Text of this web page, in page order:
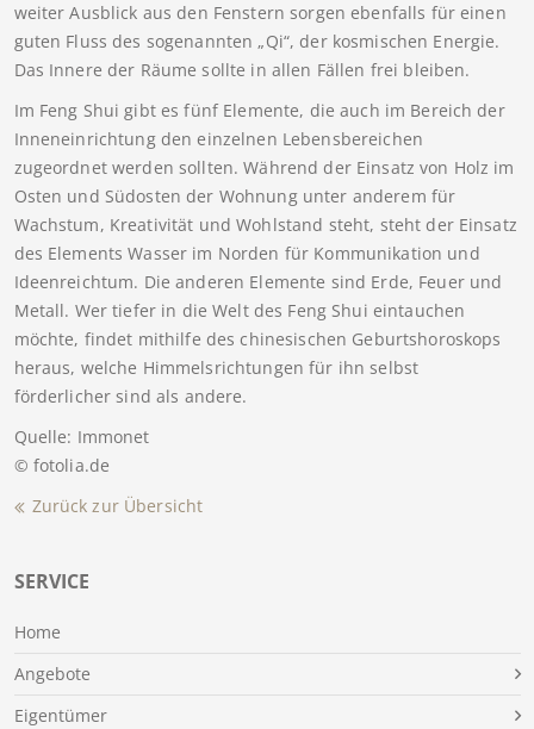
SERVICE
Home
Angebote
Eigentümer
weiter Ausblick aus den Fenstern sorgen ebenfalls für einen
guten Fluss des sogenannten „Qi“, der kosmischen Energie.
Das Innere der Räume sollte in allen Fällen frei bleiben.
Im Feng Shui gibt es fünf Elemente, die auch im Bereich der
Inneneinrichtung den einzelnen Lebensbereichen
zugeordnet werden sollten. Während der Einsatz von Holz im
Osten und Südosten der Wohnung unter anderem für
Wachstum, Kreativität und Wohlstand steht, steht der Einsatz
des Elements Wasser im Norden für Kommunikation und
Ideenreichtum. Die anderen Elemente sind Erde, Feuer und
Metall. Wer tiefer in die Welt des Feng Shui eintauchen
möchte, findet mithilfe des chinesischen Geburtshoroskops
heraus, welche Himmelsrichtungen für ihn selbst
förderlicher sind als andere.
Quelle: Immonet
© fotolia.de
Zurück zur Übersicht